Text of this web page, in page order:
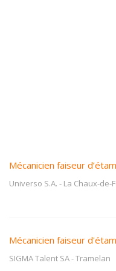
Mécanicien faiseur
Universo S.A. - La Chaux-de-
Mécanicien faiseur
SIGMA Talent SA-Tramelan